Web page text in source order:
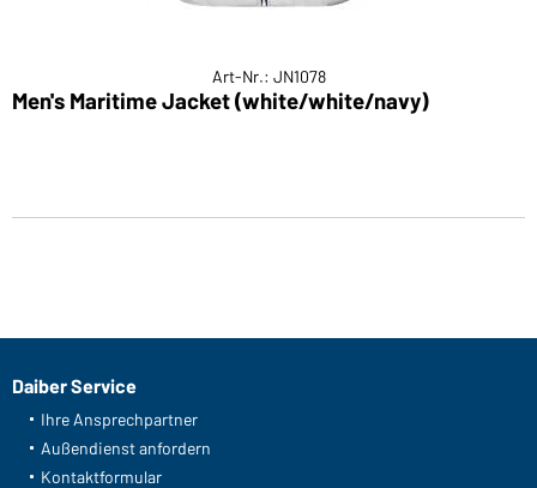
Art-Nr.: JN1078
Men's Maritime Jacket (white/white/navy)
Daiber Service
Ihre Ansprechpartner
Außendienst anfordern
Kontaktformular